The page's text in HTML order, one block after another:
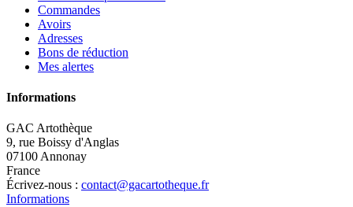
Commandes
Avoirs
Adresses
Bons de réduction
Mes alertes
Informations
GAC Artothèque
9, rue Boissy d'Anglas
07100 Annonay
France
Écrivez-nous : contact@gacartotheque.fr
Informations